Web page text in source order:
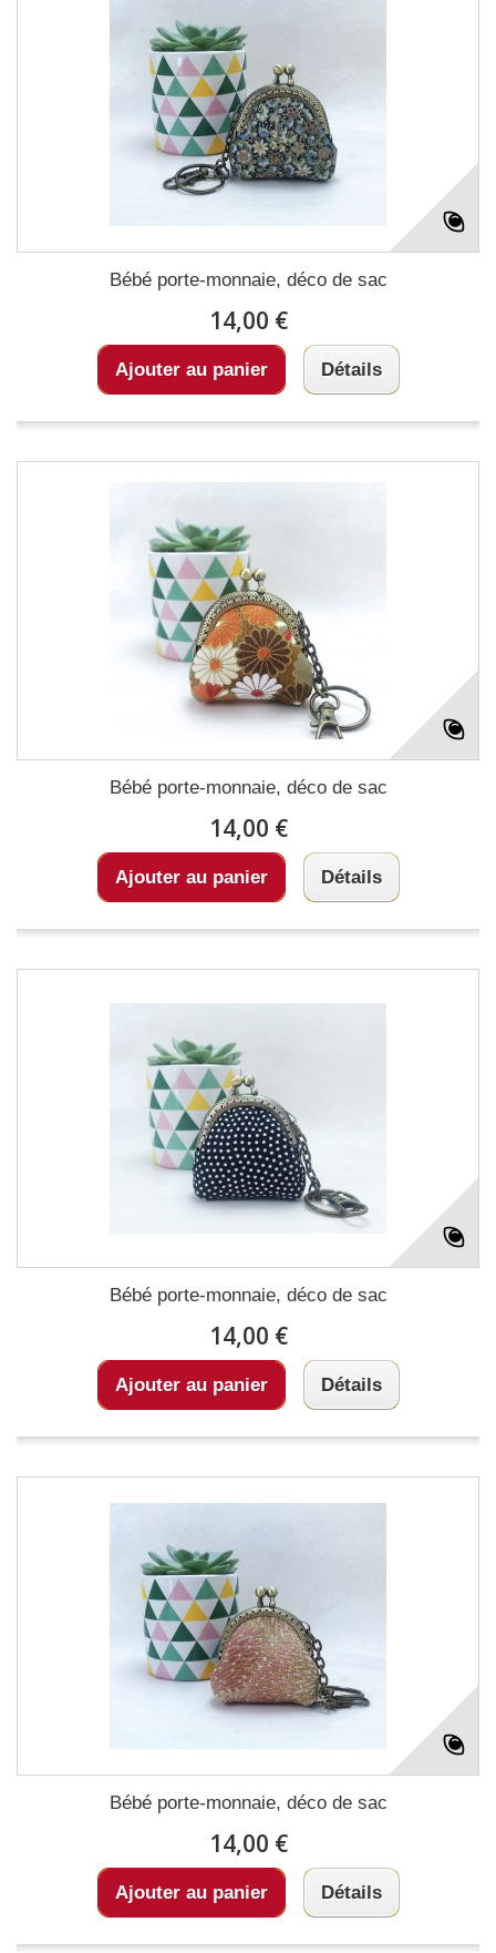
Bébé porte-monnaie, déco de sac
14,00 €
Ajouter au panier Détails
Bébé porte-monnaie, déco de sac
14,00 €
Ajouter au panier Détails
Bébé porte-monnaie, déco de sac
14,00 €
Ajouter au panier Détails
Bébé porte-monnaie, déco de sac
14,00 €
Ajouter au panier Détails